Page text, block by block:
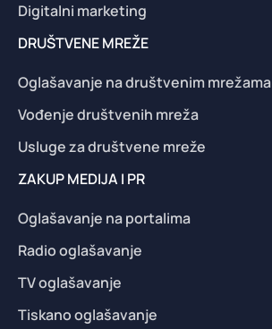
Digitalni marketing
DRUŠTVENE MREŽE
Oglašavanje na društvenim mrežama
Vođenje društvenih mreža
Usluge za društvene mreže
ZAKUP MEDIJA I PR
Oglašavanje na portalima
Radio oglašavanje
TV oglašavanje
Tiskano oglašavanje